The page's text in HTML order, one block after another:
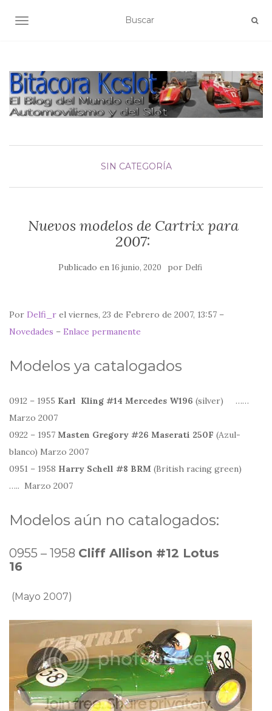
ALTERNAR NAVEGACIÓN
SIN CATEGORÍA
Nuevos modelos de Cartrix para
2007:
Publicado en 16 junio, 2020 por Delfi
Por Delfi_r el viernes, 23 de Febrero de 2007, 13:57 –
Novedades – Enlace permanente
Modelos ya catalogados
0912 – 1955 Karl Kling #14 Mercedes W196 (silver) ……
Marzo 2007
0922 – 1957 Masten Gregory #26 Maserati 250F (Azul-
blanco) Marzo 2007
0951 – 1958 Harry Schell #8 BRM (British racing green)
….. Marzo 2007
Modelos aún no catalogados:
0955 – 1958 Cliff Allison #12 Lotus
16
(Mayo 2007)